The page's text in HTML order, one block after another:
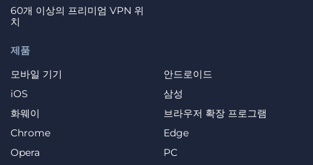
제품
모바일 기기
안드로이드
iOS
삼성
화웨이
브라우저 확장 프로그램
Chrome
Edge
Opera
PC
60개 이상의 프리미엄 VPN 위
치